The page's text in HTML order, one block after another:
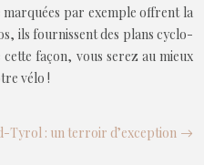
par exemple offrent la
ils fournissent des plans cyclo-
façon, vous serez au mieux
vélo !
Tyrol : un terroir d’exception